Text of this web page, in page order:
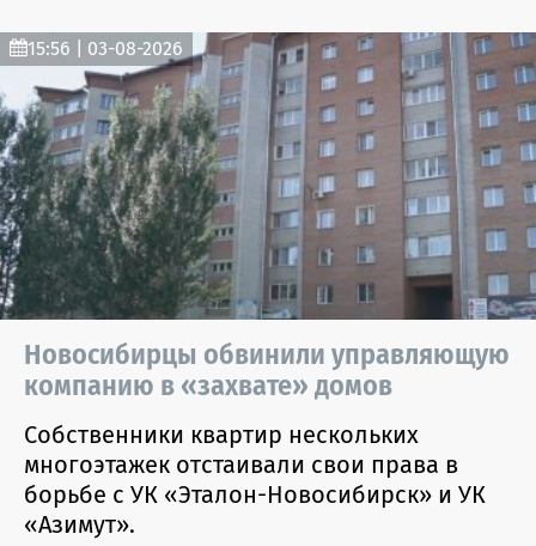
15:56 | 03-08-2026
Новосибирцы обвинили управляющую
компанию в «захвате» домов
Собственники квартир нескольких
многоэтажек отстаивали свои права в
борьбе с УК «Эталон-Новосибирск» и УК
«Азимут».